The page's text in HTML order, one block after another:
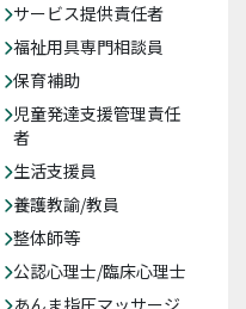
サービス提供責任者
福祉用具専門相談員
保育補助
児童発達支援管理責任
者
生活支援員
養護教諭/教員
整体師等
公認心理士/臨床心理士
あんま指圧マッサージ